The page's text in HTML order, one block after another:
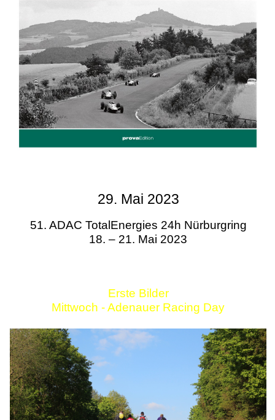
29. Mai 2023
51. ADAC TotalEnergies 24h Nürburgring
18. – 21. Mai 2023
Erste Bilder
Mittwoch - Adenauer Racing Day